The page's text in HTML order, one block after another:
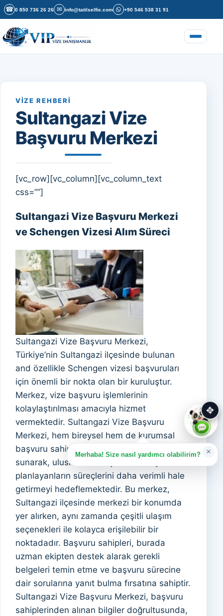
İçeriğe geç
☎ 0 850 736 26 26 ✉ info@tatilselfie.com +90 546 538 31 91
Menüyü
VIZE REHBERI
Sultangazi Vize
Başvuru Merkezi
[vc_row][vc_column][vc_column_text
css=””]
Sultangazi Vize Başvuru Merkezi
ve Schengen Vizesi Alım Süreci
Sultangazi Vize Başvuru Merkezi,
Türkiye’nin Sultangazi ilçesinde bulunan
and özellikle Schengen vizesi başvuruları
için önemli bir nokta olan bir kuruluştur.
Merkez, vize başvuru işlemlerinin
kolaylaştırılması amacıyla hizmet
vermektedir. Sultangazi Vize Başvuru
Merkezi, hem bireysel hem de kurumsal
başvuru sahiplerine kapsamlı destek
sunarak, uluslararası seyahat etmeyi
planlayanların süreçlerini daha verimli hale
getirmeyi hedeflemektedir. Bu merkez,
Sultangazi ilçesinde merkezi bir konumda
yer alırken, aynı zamanda çeşitli ulaşım
seçenekleri ile kolayca erişilebilir bir
noktadadır. Başvuru sahipleri, burada
uzman ekipten destek alarak gerekli
belgeleri temin etme ve başvuru sürecine
dair sorularına yanıt bulma fırsatına sahiptir.
Sultangazi Vize Başvuru Merkezi, başvuru
sahiplerinden alınan bilgiler doğrultusunda,
Merhaba! Size nasıl yardımcı olabilirim? ×
✥